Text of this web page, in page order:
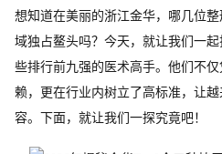
想知道在美丽的浙江金华，哪几位
域独占鳌头吗？今天，就让我们一
些排行前九强的医术高手。他们不
赖，更在行业内树立了高标准，让
容。下面，就让我们一探究竟吧！